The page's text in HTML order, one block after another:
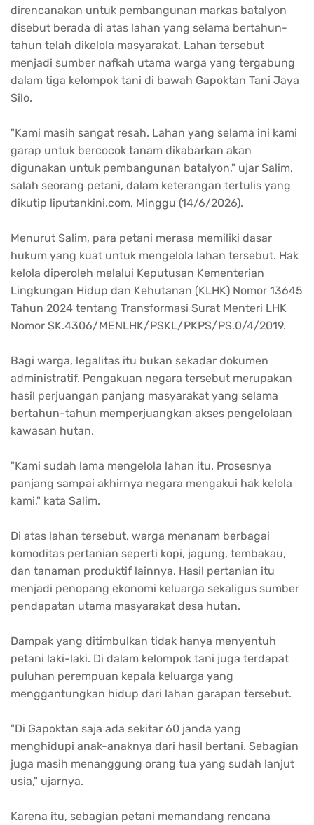
direncanakan untuk pembangunan markas batalyon
disebut berada di atas lahan yang selama bertahun-
tahun telah dikelola masyarakat. Lahan tersebut
menjadi sumber nafkah utama warga yang tergabung
dalam tiga kelompok tani di bawah Gapoktan Tani Jaya
Silo.
"Kami masih sangat resah. Lahan yang selama ini kami
garap untuk bercocok tanam dikabarkan akan
digunakan untuk pembangunan batalyon," ujar Salim,
salah seorang petani, dalam keterangan tertulis yang
dikutip liputankini.com, Minggu (14/6/2026).
Menurut Salim, para petani merasa memiliki dasar
hukum yang kuat untuk mengelola lahan tersebut. Hak
kelola diperoleh melalui Keputusan Kementerian
Lingkungan Hidup dan Kehutanan (KLHK) Nomor 13645
Tahun 2024 tentang Transformasi Surat Menteri LHK
Nomor SK.4306/MENLHK/PSKL/PKPS/PS.0/4/2019.
Bagi warga, legalitas itu bukan sekadar dokumen
administratif. Pengakuan negara tersebut merupakan
hasil perjuangan panjang masyarakat yang selama
bertahun-tahun memperjuangkan akses pengelolaan
kawasan hutan.
"Kami sudah lama mengelola lahan itu. Prosesnya
panjang sampai akhirnya negara mengakui hak kelola
kami," kata Salim.
Di atas lahan tersebut, warga menanam berbagai
komoditas pertanian seperti kopi, jagung, tembakau,
dan tanaman produktif lainnya. Hasil pertanian itu
menjadi penopang ekonomi keluarga sekaligus sumber
pendapatan utama masyarakat desa hutan.
Dampak yang ditimbulkan tidak hanya menyentuh
petani laki-laki. Di dalam kelompok tani juga terdapat
puluhan perempuan kepala keluarga yang
menggantungkan hidup dari lahan garapan tersebut.
"Di Gapoktan saja ada sekitar 60 janda yang
menghidupi anak-anaknya dari hasil bertani. Sebagian
juga masih menanggung orang tua yang sudah lanjut
usia," ujarnya.
Karena itu, sebagian petani memandang rencana